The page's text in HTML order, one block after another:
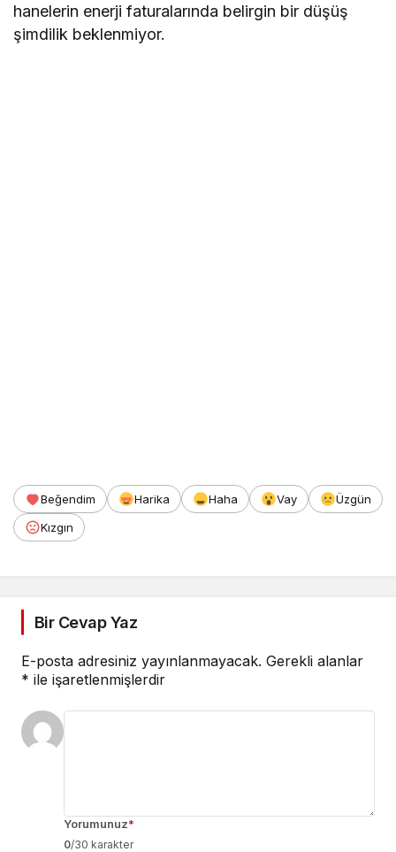
hanelerin enerji faturalarında belirgin bir düşüş
şimdilik beklenmiyor.
Beğendim Harika Haha Vay
Üzgün
Kızgın
Bir Cevap Yaz
E-posta adresiniz yayınlanmayacak. Gerekli alanlar
* ile işaretlenmişlerdir
Yorumunuz*
0/30 karakter